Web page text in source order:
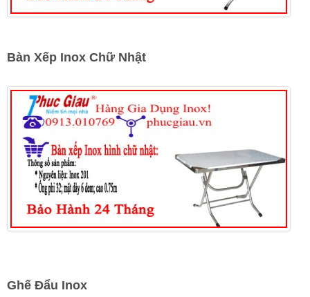
Bàn Xếp Inox Chữ Nhật
Ghế Đẩu Inox